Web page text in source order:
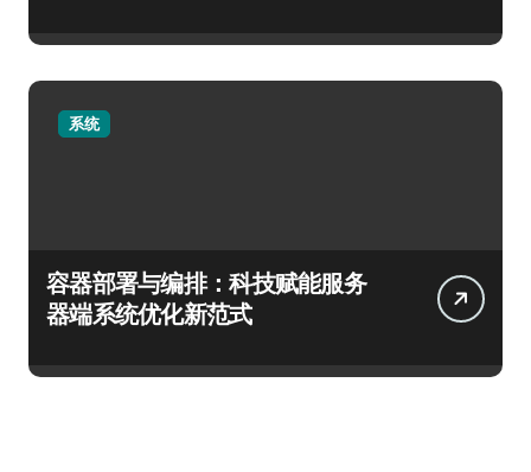
系统
容器部署与编排：科技赋能服务
器端系统优化新范式